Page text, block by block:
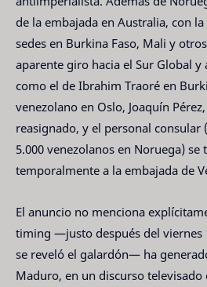
de la embajada en Australia, con
sedes en Burkina Faso, Mali y
aparente giro hacia el Sur Global y
como el de Ibrahim Traoré en
venezolano en Oslo, Joaquín
reasignado, y el personal consular
5.000 venezolanos en Noruega) se
temporalmente a la embajada de
El anuncio no menciona
timing —justo después del viernes
se reveló el galardón— ha
Maduro, en un discurso